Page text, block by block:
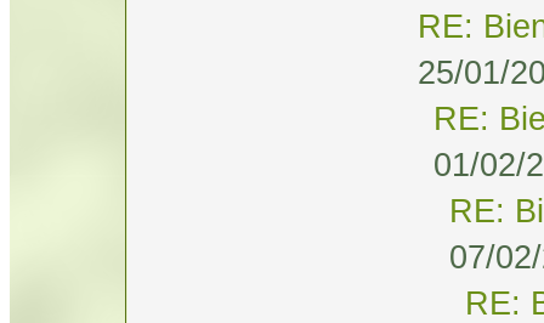
RE:
25/01/
RE:
01/02/
RE:
07/
RE: